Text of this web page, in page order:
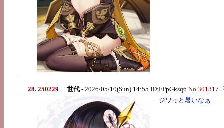
28. 250229 世代 - 2026/05/10(Sun) 14:55 ID:FPpGksq6 No.301317
ジワっと暑いなぁ